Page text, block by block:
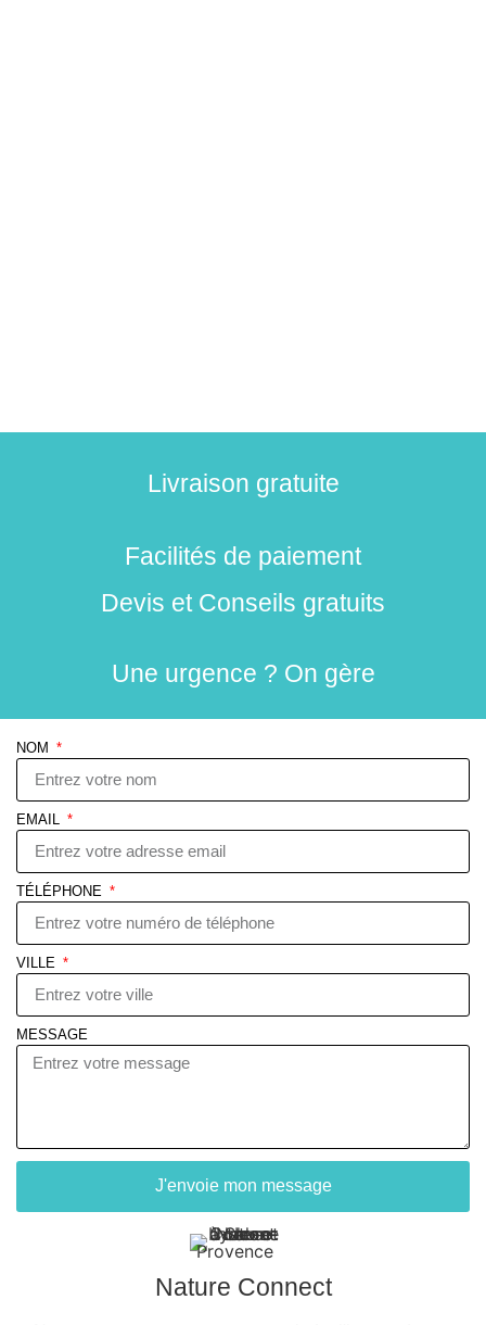
Livraison gratuite
Facilités de paiement
Devis et Conseils gratuits
Une urgence ? On gère
NOM
EMAIL
TÉLÉPHONE
VILLE
MESSAGE
J'envoie mon message
Nature Connect